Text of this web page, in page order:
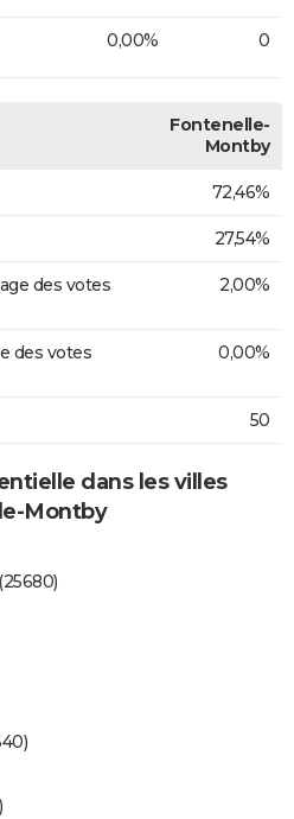
0,00% 0
Fontenelle-
Montby
72,46%
27,54%
des votes
2,00%
des votes
0,00%
50
dans les villes
Montby